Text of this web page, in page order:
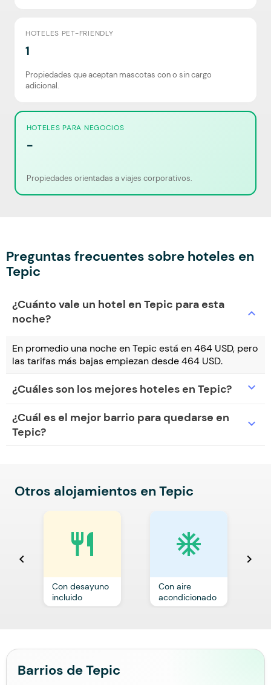
HOTELES PET-FRIENDLY
1
Propiedades que aceptan mascotas con o sin cargo
adicional.
HOTELES PARA NEGOCIOS
-
Propiedades orientadas a viajes corporativos.
Preguntas frecuentes sobre hoteles en
Tepic
¿Cuánto vale un hotel en Tepic para esta
noche?
expand_more
En promedio una noche en Tepic está en 464 USD, pero
las tarifas más bajas empiezan desde 464 USD.
¿Cuáles son los mejores hoteles en Tepic? expand_more
¿Cuál es el mejor barrio para quedarse en
Tepic?
expand_more
Otros alojamientos en Tepic
chevron_left
restaurant
Con desayuno
incluido
ac_unit
Con aire
acondicionado
chevron_right
Barrios de Tepic